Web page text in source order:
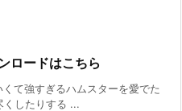
ロードはこちら
て強すぎるハムスターを愛でた
くしたりする ...